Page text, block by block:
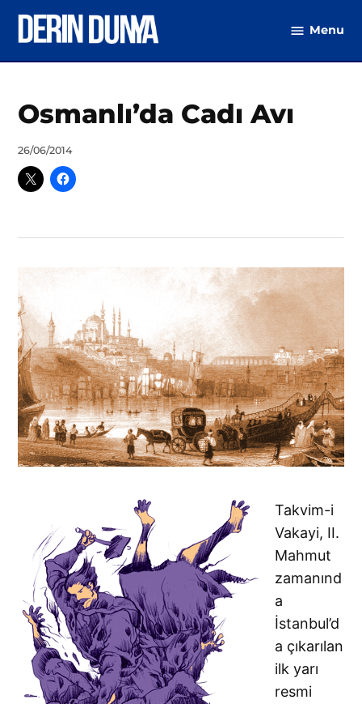
Menu
Posted
in
Osmanlı
Osmanlı’da Cadı Avı
by
DerinDunya
26/06/2014
Takvim-i
Vakayi, II.
Mahmut
zamanınd
a
İstanbul’d
a çıkarılan
ilk yarı
resmi